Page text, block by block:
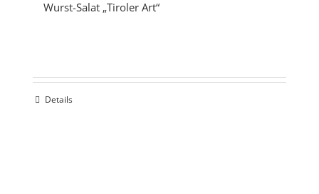
Wurst-Salat „Tiroler Art“
Details